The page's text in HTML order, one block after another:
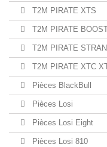
T2M PIRATE XTS
T2M PIRATE
T2M PIRATE
T2M PIRATE XTC
Pièces BlackBull
Pièces Losi
Pièces Losi Eight
Pièces Losi 810